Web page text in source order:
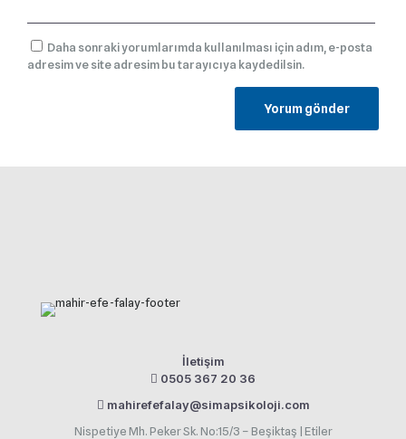
Daha sonraki yorumlarımda kullanılması için adım, e-posta
adresim ve site adresim bu tarayıcıya kaydedilsin.
İletişim
0505 367 20 36
mahirefefalay@simapsikoloji.com
Nispetiye Mh. Peker Sk. No:15/3 – Beşiktaş | Etiler